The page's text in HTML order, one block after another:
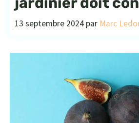
13 septembre 2024 par Marc